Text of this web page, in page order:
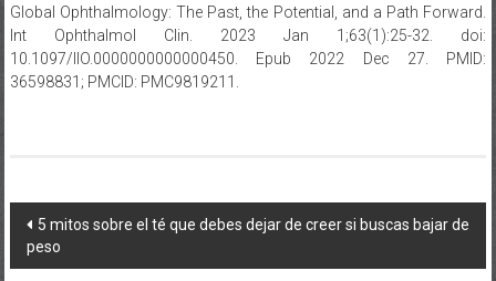
Global Ophthalmology: The Past, the Potential, and a Path Forward.
Int Ophthalmol Clin. 2023 Jan 1;63(1):25-32. doi:
10.1097/IIO.0000000000000450. Epub 2022 Dec 27. PMID:
36598831; PMCID: PMC9819211.
Navegación
de
5 mitos sobre el té que debes dejar de creer si buscas bajar de
peso